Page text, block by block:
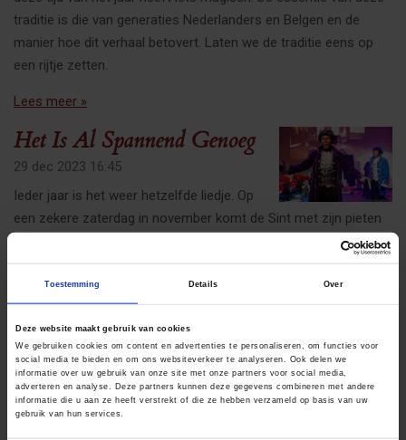
Toestemming Details Over
Deze website maakt gebruik van cookies
We gebruiken cookies om content en advertenties te personaliseren, om functies voor
social media te bieden en om ons websiteverkeer te analyseren. Ook delen we
informatie over uw gebruik van onze site met onze partners voor social media,
adverteren en analyse. Deze partners kunnen deze gegevens combineren met andere
informatie die u aan ze heeft verstrekt of die ze hebben verzameld op basis van uw
gebruik van hun services.
traditie is die van generaties Nederlanders en Belgen en de
manier hoe dit verhaal betovert. Laten we de traditie eens op
een rijtje zetten.
Lees meer »
Het Is Al Spannend Genoeg
29 dec 2023 16:45
Ieder jaar is het weer hetzelfde liedje. Op
een zekere zaterdag in november komt de Sint met zijn pieten
sinterklaasjournaal komt het gelukkig altijd wel goed.
Lees meer »
Sinterklaas En Piet
Schminken: 10 Tips Voor
Een Prachtige Look
10 sep 2024